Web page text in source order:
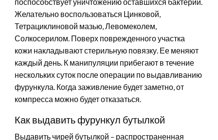
Желательно воспользоваться Цинковой,
Тетрациклиновой мазью, Левомеколем,
Солкосерилом. Поверх поврежденного участка
кожи накладывают стерильную повязку. Ее меняют
каждый день. К манипуляции прибегают в течение
нескольких суток после операции по выдавливанию
фурункула. Когда заживление будет заметно, от
компресса можно будет отказаться.
Как выдавить фурункул бутылкой
Выдавить чирей бутылкой – распространенная